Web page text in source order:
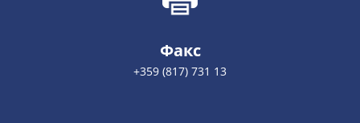
Факс
+359 (817) 731 13